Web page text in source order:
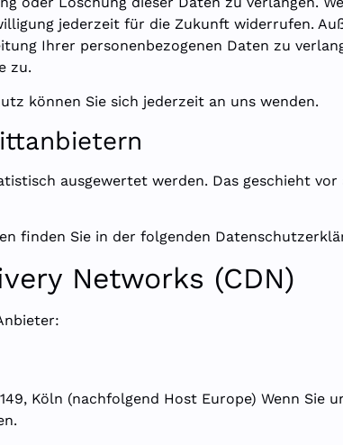
jederzeit für die Zukunft widerrufen.
Ihrer personenbezogenen Daten zu
zu.
können Sie sich jederzeit an uns wenden.
ausgewertet werden. Das geschieht
finden Sie in der folgenden
Networks (CDN)
Köln (nachfolgend Host Europe) Wenn Sie